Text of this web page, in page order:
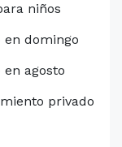
niños
en domingo
agosto
privado